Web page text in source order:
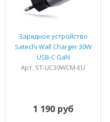
Зарядное устройство
Satechi Wall Charger 30W
USB-C GaN
Арт. ST-UC30WCM-EU
1 190 руб